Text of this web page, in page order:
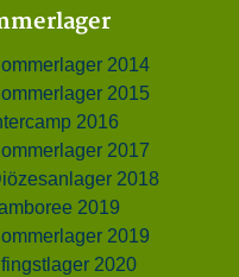
2014
2015
2016
2017
2018
2019
2019
2020